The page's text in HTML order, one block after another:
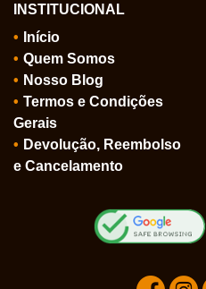
INSTITUCIONAL
Início
Quem Somos
Nosso Blog
Termos e Condições
Gerais
Devolução, Reembolso
e Cancelamento